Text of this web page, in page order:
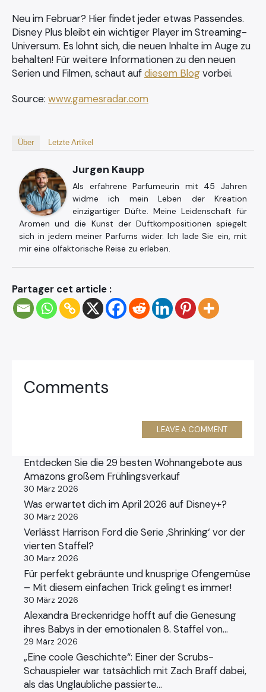
Neu im Februar? Hier findet jeder etwas Passendes.
Disney Plus bleibt ein wichtiger Player im Streaming-
Universum. Es lohnt sich, die neuen Inhalte im Auge zu
behalten! Für weitere Informationen zu den neuen
Serien und Filmen, schaut aufdiesem Blogvorbei.
Source: www.gamesradar.com
Über Letzte Artikel
Jurgen Kaupp
Als erfahrene Parfumeurin mit 45 Jahren
widme ich mein Leben der Kreation
einzigartiger Düfte. Meine Leidenschaft für
Aromen und die Kunst der Duftkompositionen spiegelt
sich in jedem meiner Parfums wider. Ich lade Sie ein, mit
mir eine olfaktorische Reise zu erleben.
Partager cet article :
Comments
LEAVE A COMMENT
Entdecken Sie die 29 besten Wohnangebote aus
Amazons großem Frühlingsverkauf
30 März 2026
Was erwartet dich im April 2026 auf Disney+?
30 März 2026
Verlässt Harrison Ford die Serie ‚Shrinking‘ vor der
vierten Staffel?
30 März 2026
Für perfekt gebräunte und knusprige Ofengemüse
– Mit diesem einfachen Trick gelingt es immer!
30 März 2026
Alexandra Breckenridge hofft auf die Genesung
ihres Babys in der emotionalen 8. Staffel von…
29 März 2026
„Eine coole Geschichte“: Einer der Scrubs-
Schauspieler war tatsächlich mit Zach Braff dabei,
als das Unglaubliche passierte…